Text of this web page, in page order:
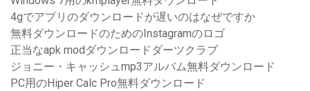
4gでアプリのダウンロードが遅いのはなぜですか
無料ダウンロードのためのInstagramのロゴ
正当なapk modダウンロードダーツクラブ
ジョニー・キャッシュmp3アルバム無料ダウンロード
PC用のHiper Calc Pro無料ダウンロード